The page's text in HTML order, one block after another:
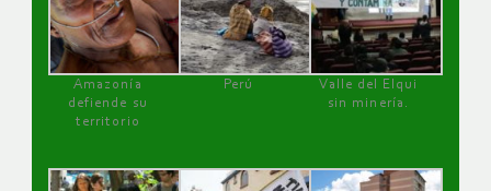
Amazonía
defiende su
territorio
Perú
Valle del Elqui
sin minería.